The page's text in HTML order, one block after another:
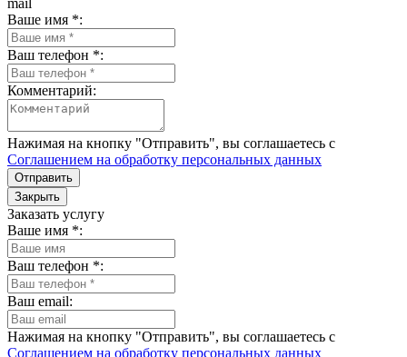
mail
Ваше имя *:
Ваш телефон *:
Комментарий:
Нажимая на кнопку "Отправить", вы соглашаетесь с
Соглашением на обработку персональных данных
Отправить
Закрыть
Заказать услугу
Ваше имя *:
Ваш телефон *:
Ваш email:
Нажимая на кнопку "Отправить", вы соглашаетесь с
Соглашением на обработку персональных данных